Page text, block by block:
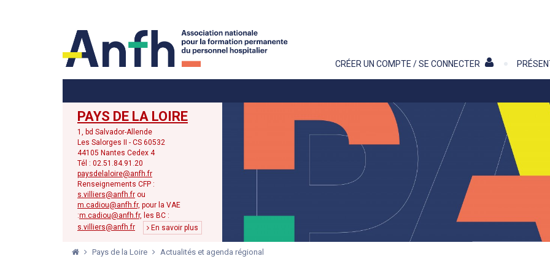
CRÉER UN COMPTE / SE CONNECTER
PAYS DE LA LOIRE
1, bd Salvador-Allende
Les Salorges II - CS 60532
44105 Nantes Cedex 4
Tél : 02.51.84.91.20
paysdelaloire@anfh.fr
Renseignements CFP :
s.villiers@anfh.fr ou
m.cadiou@anfh.fr, pour la VAE
:m.cadiou@anfh.fr, les BC :
s.villiers@anfh.fr
En savoir plus
Pays de la Loire Actualités et agenda régional